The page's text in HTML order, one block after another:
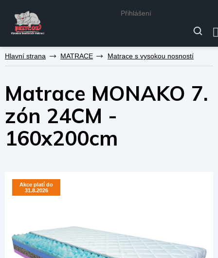
na
Přihlášení
MATRACE Matrace s vysokou nosností
Matrace MONAKO 7.
zón 24CM -
160x200cm
Akce platí do
31.8.2026
Akce platí do
31.8.2026